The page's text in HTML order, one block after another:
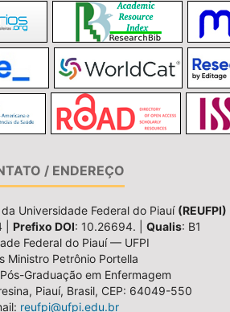
/ ENDEREÇO
Universidade Federal do Piauí (REUFPI)
| Prefixo DOI: 10.26694. | Qualis: B1
Federal do Piauí — UFPI
Ministro Petrônio Portella
Graduação em Enfermagem
Piauí, Brasil, CEP: 64049-550
reufpi@ufpi.edu.br